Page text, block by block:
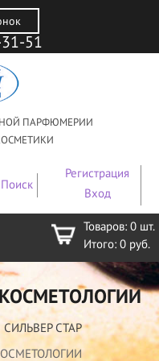
51
ПАРФЮМЕРИИ
Поиск
Регистрация
Вход
Товаров: 0 шт.
Итого: 0 руб.
СИЛЬВЕР СТАР